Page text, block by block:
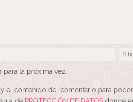
la próxima vez.
el contenido del comentario para